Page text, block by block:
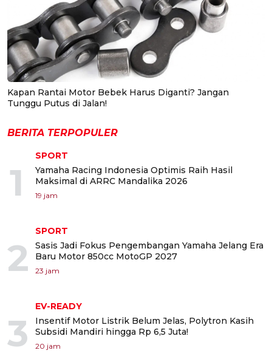
Kapan Rantai Motor Bebek Harus Diganti? Jangan
Tunggu Putus di Jalan!
BERITA TERPOPULER
1
SPORT
Yamaha Racing Indonesia Optimis Raih Hasil
Maksimal di ARRC Mandalika 2026
19 jam
2
SPORT
Sasis Jadi Fokus Pengembangan Yamaha Jelang Era
Baru Motor 850cc MotoGP 2027
23 jam
3
EV-READY
Insentif Motor Listrik Belum Jelas, Polytron Kasih
Subsidi Mandiri hingga Rp 6,5 Juta!
20 jam